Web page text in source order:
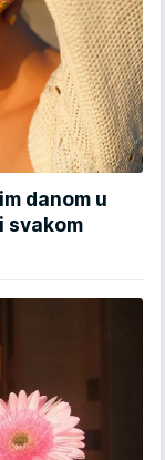
danom u
svakom